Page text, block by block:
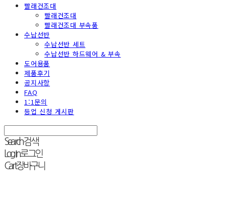
빨래건조대
빨래건조대
빨래건조대 부속품
수납선반
수납선반 세트
수납선반 하드웨어 & 부속
도어용품
제품후기
공지사항
FAQ
1:1문의
등업 신청 게시판
Search검색
Log In로그인
Cart장바구니